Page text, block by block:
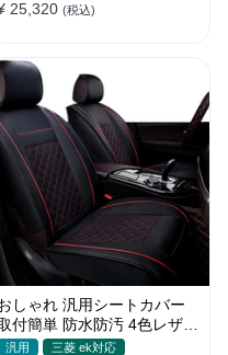
25,320 (税込)
しゃれ 汎用シートカバー
付簡単 防水防汚 4色レザー
久性抜群 軽/普自動車 SUV
汎用 三菱 ek対応